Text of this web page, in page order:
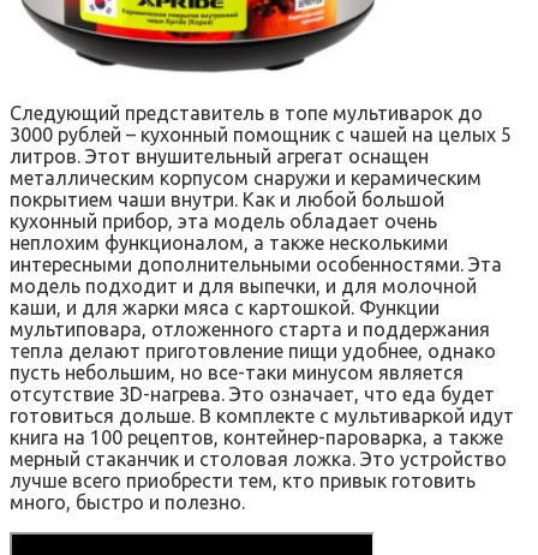
Следующий представитель в топе мультиварок до
3000 рублей – кухонный помощник с чашей на целых 5
литров. Этот внушительный агрегат оснащен
металлическим корпусом снаружи и керамическим
покрытием чаши внутри. Как и любой большой
кухонный прибор, эта модель обладает очень
неплохим функционалом, а также несколькими
интересными дополнительными особенностями. Эта
модель подходит и для выпечки, и для молочной
каши, и для жарки мяса с картошкой. Функции
мультиповара, отложенного старта и поддержания
тепла делают приготовление пищи удобнее, однако
пусть небольшим, но все-таки минусом является
отсутствие 3D-нагрева. Это означает, что еда будет
готовиться дольше. В комплекте с мультиваркой идут
книга на 100 рецептов, контейнер-пароварка, а также
мерный стаканчик и столовая ложка. Это устройство
лучше всего приобрести тем, кто привык готовить
много, быстро и полезно.